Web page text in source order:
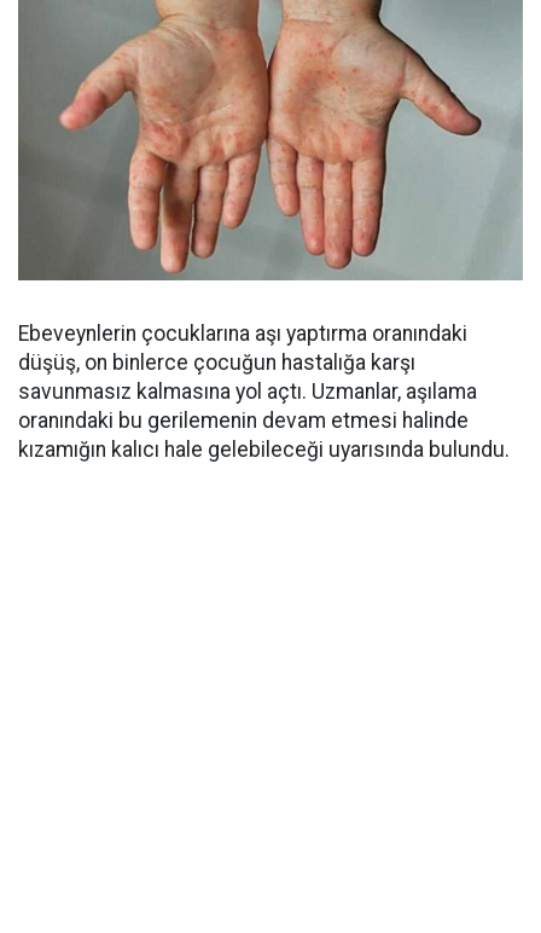
Ebeveynlerin çocuklarına aşı yaptırma oranındaki
düşüş, on binlerce çocuğun hastalığa karşı
savunmasız kalmasına yol açtı. Uzmanlar, aşılama
oranındaki bu gerilemenin devam etmesi halinde
kızamığın kalıcı hale gelebileceği uyarısında bulundu.